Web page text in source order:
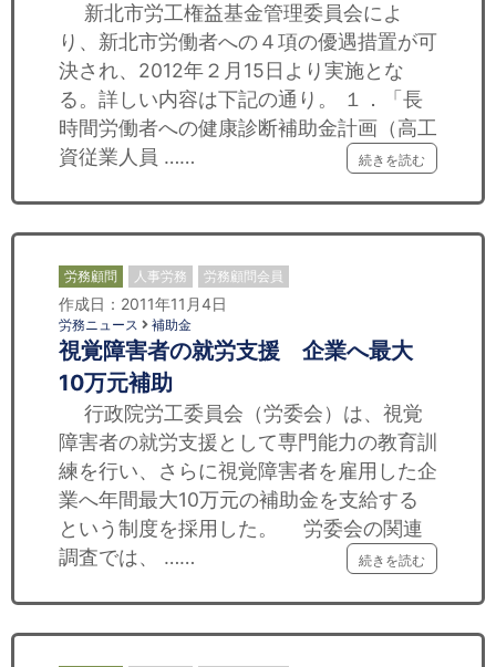
新北市労工権益基金管理委員会によ
り、新北市労働者への４項の優遇措置が可
決され、2012年２月15日より実施とな
る。詳しい内容は下記の通り。 １．「長
時間労働者への健康診断補助金計画（高工
資従業人員 ……
続きを読む
労務顧問 人事労務 労務顧問会員
作成日：2011年11月4日
労務ニュース 補助金
視覚障害者の就労支援 企業へ最大
10万元補助
行政院労工委員会（労委会）は、視覚
障害者の就労支援として専門能力の教育訓
練を行い、さらに視覚障害者を雇用した企
業へ年間最大10万元の補助金を支給する
という制度を採用した。 労委会の関連
調査では、 ……
続きを読む